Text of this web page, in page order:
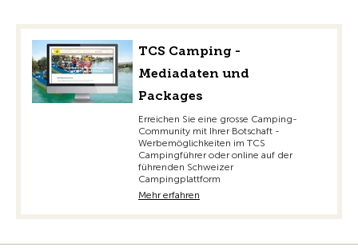
TCS Camping -
Mediadaten und
Packages
Erreichen Sie eine grosse Camping-
Community mit Ihrer Botschaft -
Werbemöglichkeiten im TCS
Campingführer oder online auf der
führenden Schweizer
Campingplattform
Mehr erfahren